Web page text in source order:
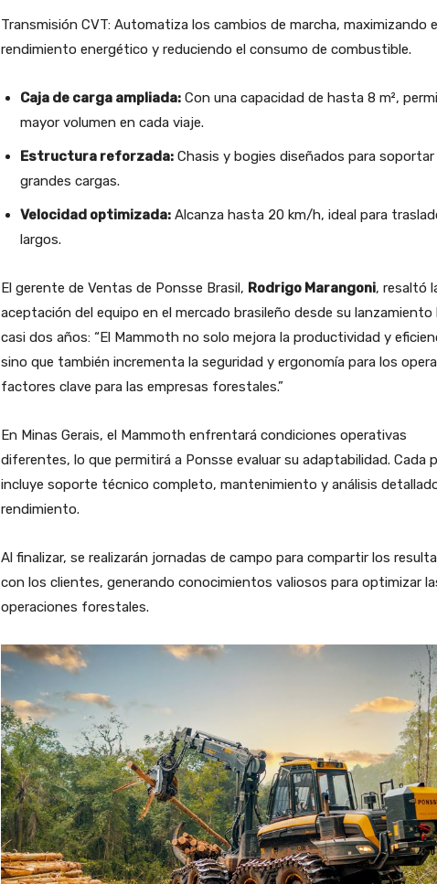
Transmisión CVT: Automatiza los cambios de marcha, maximizando
rendimiento energético y reduciendo el consumo de combustible.
Caja de carga ampliada:Con una capacidad de hasta 8 m²,
mayor volumen en cada viaje.
Estructura reforzada:Chasis y bogies diseñados para soportar
grandes cargas.
Velocidad optimizada:Alcanza hasta 20 km/h, ideal para
largos.
El gerente de Ventas de Ponsse Brasil, Rodrigo Marangoni, resaltó
aceptación del equipo en el mercado brasileño desde su lanzamiento
casi dos años: “El Mammoth no solo mejora la productividad y
sino que también incrementa la seguridad y ergonomía para los
factores clave para las empresas forestales.”
En Minas Gerais, el Mammoth enfrentará condiciones operativas
diferentes, lo que permitirá a Ponsse evaluar su adaptabilidad. Cada
incluye soporte técnico completo, mantenimiento y análisis
rendimiento.
Al finalizar, se realizarán jornadas de campo para compartir los
con los clientes, generando conocimientos valiosos para optimizar
operaciones forestales.